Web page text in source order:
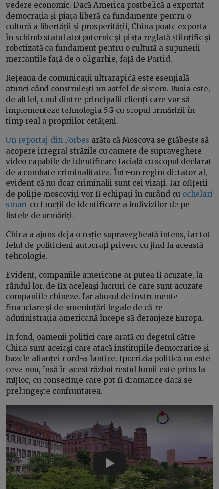
vedere economic. Dacă America postbelică a exportat
democrația și piața liberă ca fundamente pentru o
cultură a libertății și prosperității, China poate exporta
în schimb statul atotputernic și piața reglată științific și
robotizată ca fundament pentru o cultură a supunerii
mercantile față de o oligarhie, față de Partid.
Rețeaua de comunicații ultrarapidă este esențială
atunci când construiești un astfel de sistem. Rusia este,
de altfel, unul dintre principalii clienți care vor să
implementeze tehnologia 5G cu scopul urmăririi în
timp real a propriilor cetățeni.
Un reportaj din Forbes arăta că Moscova se grăbește să
acopere integral străzile cu camere de supraveghere
video capabile de identificare facială cu scopul declarat
de a combate criminalitatea. Într-un regim dictatorial,
evident că nu doar criminalii sunt cei vizați. Iar ofițerii
de poliție moscoviți vor fi echipați în curând cu ochelari
smart cu funcții de identificare a indivizilor de pe
listele de urmăriți.
China a ajuns deja o nație supravegheată intens, iar tot
felul de politicieni autocrați privesc cu jind la această
tehnologie.
Evident, companiile americane ar putea fi acuzate, la
rândul lor, de fix aceleași lucruri de care sunt acuzate
companiile chineze. Iar abuzul de instrumente
financiare și de amenințări legale de către
administrația americană începe să deranjeze Europa.
În fond, oamenii politici care arată cu degetul către
China sunt aceiași care atacă instituțiile democratice și
bazele alianței nord-atlantice. Ipocrizia politică nu este
ceva nou, însă în acest război restul lumii este prins la
mijloc, cu consecințe care pot fi dramatice dacă se
prelungește confruntarea.
Play